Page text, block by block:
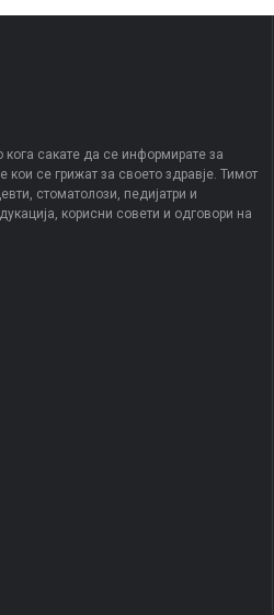
сакате да се информирате за
се грижат за своето здравје. Тимот
стоматолози, педијатри и
корисни совети и одговори на